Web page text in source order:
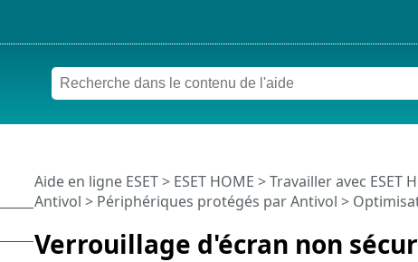
Verrouillage d'écran non
Aide en ligne ESET> ESET HOME >Travailler avec ESET
Antivol > Périphériques protégés par Antivol >